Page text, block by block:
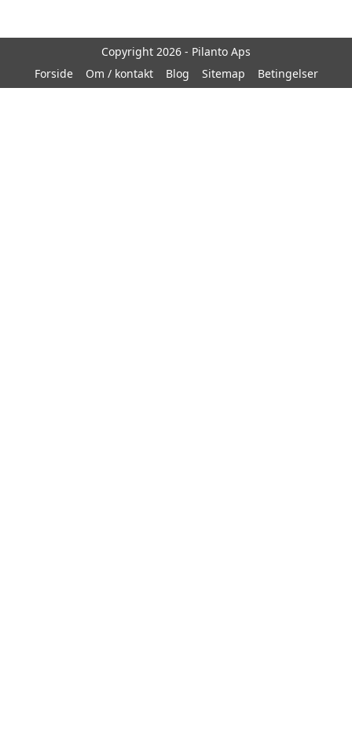
Copyright 2026 - Pilanto Aps
Forside
Om / kontakt Blog Sitemap Betingelser